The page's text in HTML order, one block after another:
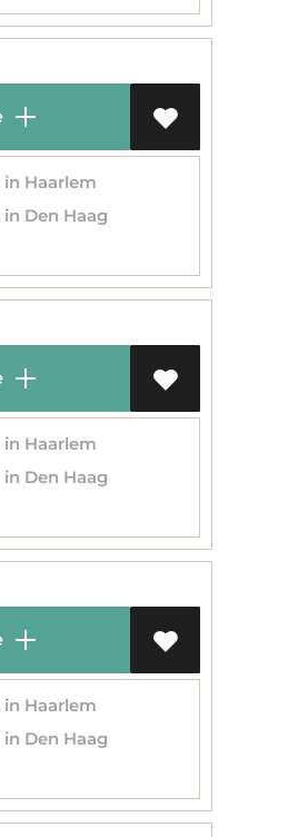
Haarlem
Den Haag
Haarlem
Den Haag
Haarlem
Den Haag